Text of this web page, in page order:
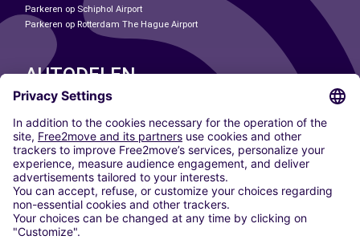
Parkeren op Schiphol Airport
Parkeren op Rotterdam The Hague Airport
AUTODELEN
ONZE STEDEN
Paris
Madrid
Washington DC
Milaan
Rome
Turijn
Wenen
Berlijn